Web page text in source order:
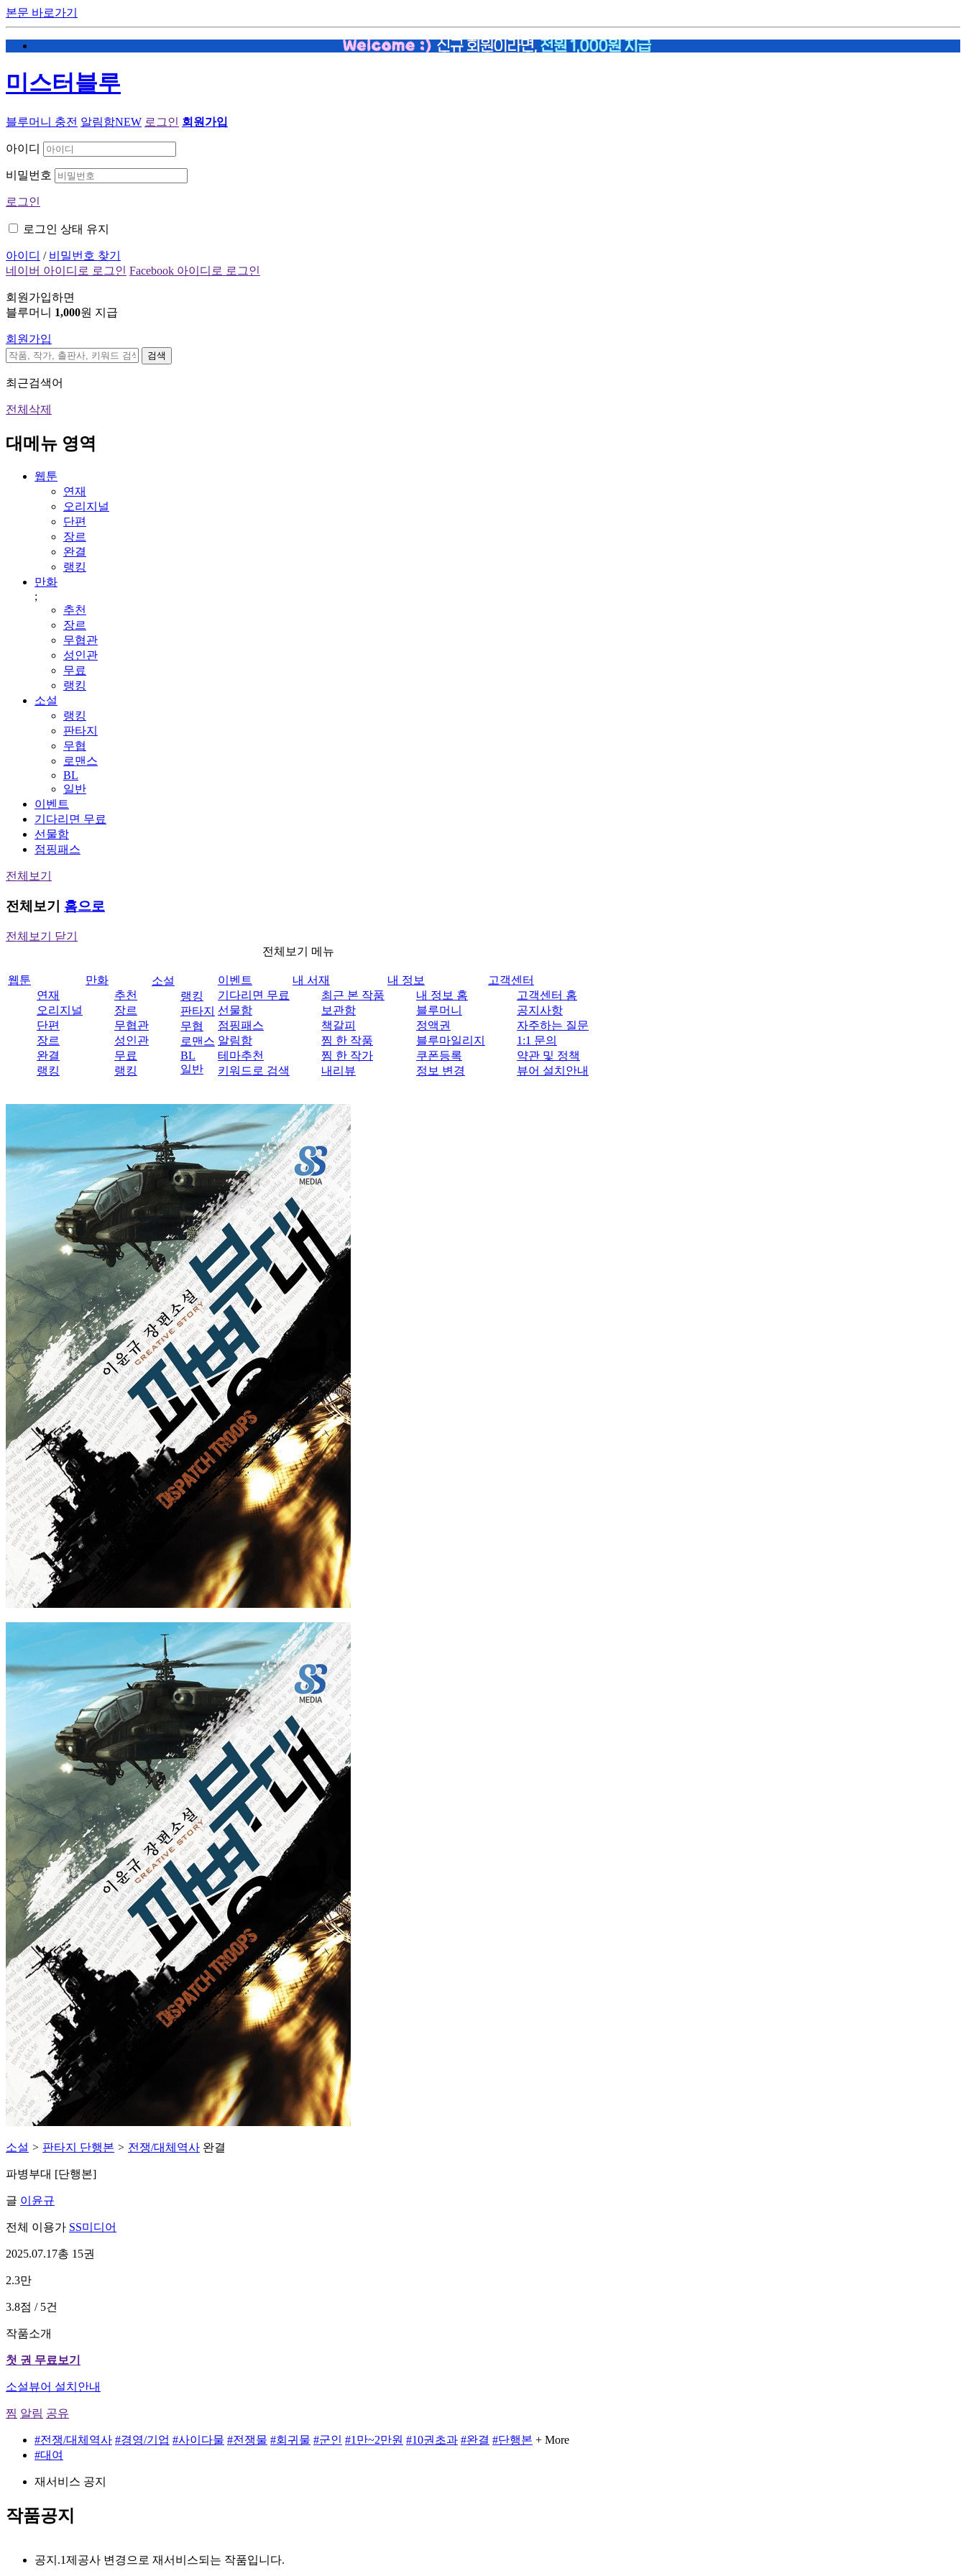
본문 바로가기
미스터블루
블루머니 충전 알림함NEW 로그인 회원가입
아이디
비밀번호
로그인
로그인 상태 유지
아이디 / 비밀번호 찾기
네이버 아이디로 로그인 Facebook 아이디로 로그인
회원가입하면
블루머니 1,000원 지급
회원가입
검색
최근검색어
전체삭제
대메뉴 영역
웹툰
연재
오리지널
단편
장르
완결
랭킹
만화
;
추천
장르
무협관
성인관
무료
랭킹
소설
랭킹
판타지
무협
로맨스
BL
일반
이벤트
기다리면 무료
선물함
점핑패스
전체보기
전체보기 홈으로
전체보기 닫기
전체보기 메뉴
웹툰
연재
오리지널
단편
장르
완결
랭킹
만화
추천
장르
무협관
성인관
무료
랭킹
소설
랭킹
판타지
무협
로맨스
BL
일반
이벤트
기다리면 무료
선물함
점핑패스
알림함
테마추천
키워드로 검색
내 서재
최근 본 작품
보관함
책갈피
찜 한 작품
찜 한 작가
내리뷰
내 정보
내 정보 홈
블루머니
정액권
블루마일리지
쿠폰등록
정보 변경
고객센터
고객센터 홈
공지사항
자주하는 질문
1:1 문의
약관 및 정책
뷰어 설치안내
소설 > 판타지 단행본 > 전쟁/대체역사 완결
파병부대 [단행본]
글 이윤규
전체 이용가 SS미디어
2025.07.17총 15권
2.3만
3.8점 / 5건
작품소개
첫 권 무료보기
소설뷰어 설치안내
찜 알림 공유
#전쟁/대체역사 #경영/기업 #사이다물 #전쟁물 #회귀물 #군인 #1만~2만원 #10권초과 #완결 #단행본 + More
#대여
재서비스 공지
작품공지
공지.1제공사 변경으로 재서비스되는 작품입니다.